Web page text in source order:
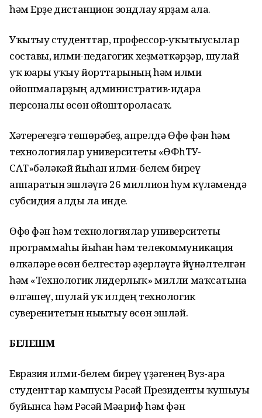
һәм Ерҙе дистанцион зондлау ярҙам ала.
Уҡытыу студенттар, профессор-уҡытыусылар
составы, ғилми-педагогик хеҙмәткәрҙәр, шулай
уҡ юғары уҡыу йорттарының һәм ғилми
ойошмаларҙың административ-идара
персоналы өсөн ойоштороласаҡ.
Хәтерегеҙгә төшөрәбеҙ, апрелдә Өфө фән һәм
технологиялар университеты «ӨФһТУ-
САТ»бәләкәй йыһан ғилми-белем биреү
аппаратын эшләүгә 26 миллион һум күләмендә
субсидия алды ла инде.
Өфө фән һәм технологиялар университеты
программаһы йыһан һәм телекоммуникация
өлкәләре өсөн белгестәр әҙерләүгә йүнәлтелгән
һәм «Технологик лидерлыҡ» милли маҡсатына
өлгәшеү, шулай уҡ илдең технологик
суверенитетын нығытыу өсөн эшләй.
БЕЛЕШМӘ
Евразия ғилми-белем биреү үҙәгенең Вуз-ара
студенттар кампусы Рәсәй Президенты ҡушыуы
буйынса һәм Рәсәй Мәғариф һәм фән